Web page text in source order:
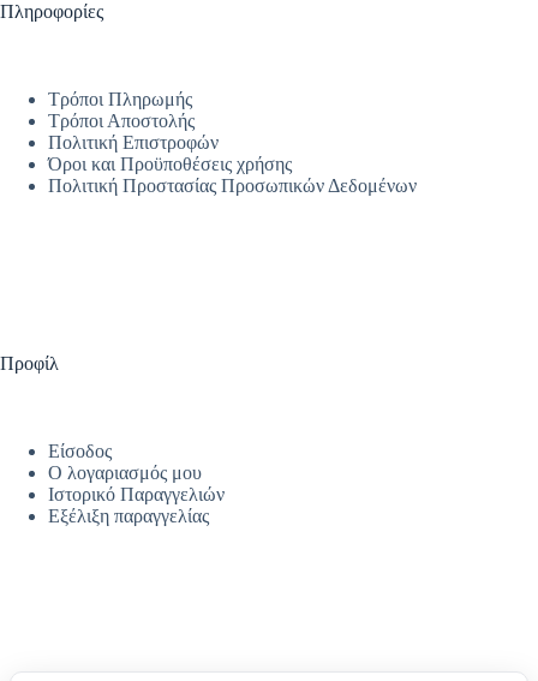
Πληροφορίες
Τρόποι Πληρωμής
Τρόποι Αποστολής
Πολιτική Επιστροφών
Όροι και Προϋποθέσεις χρήσης
Πολιτική Προστασίας Προσωπικών Δεδομένων
Προφίλ
Είσοδος
Ο λογαριασμός μου
Ιστορικό Παραγγελιών
Εξέλιξη παραγγελίας